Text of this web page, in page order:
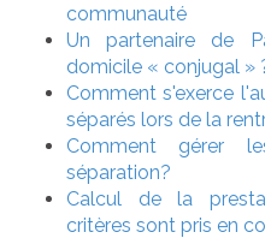
communauté
Un partenaire de
domicile « conjugal »
Comment s'exerce
séparés lors de la
Comment gérer
séparation?
Calcul de la
critères sont pris en